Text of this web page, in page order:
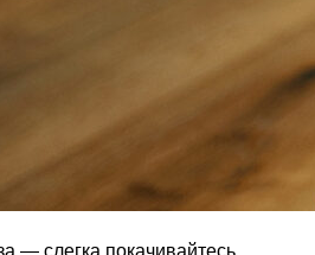
с условиями
данных.